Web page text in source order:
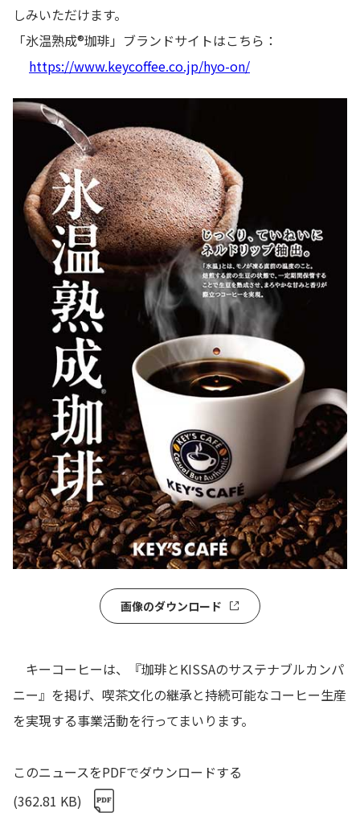
しみいただけます。
「氷温熟成®珈琲」ブランドサイトはこちら：
https://www.keycoffee.co.jp/hyo-on/
画像のダウンロード
キーコーヒーは、『珈琲とKISSAのサステナブルカンパ
ニー』を掲げ、喫茶文化の継承と持続可能なコーヒー生産
を実現する事業活動を行ってまいります。
このニュースをPDFでダウンロードする
(362.81 KB)